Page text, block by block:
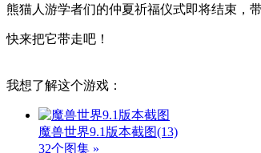
熊猫人游学者们的仲夏祈福仪式即将结束，
快来把它带走吧！
我想了解这个游戏：
魔兽世界9.1版本截图(13)
32个图集 »